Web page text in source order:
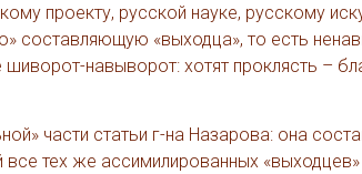
проекту, русской науке, русскому
составляющую «выходца», то есть
шиворот-навыворот: хотят проклясть –
части статьи г-на Назарова: она
все тех же ассимилированных